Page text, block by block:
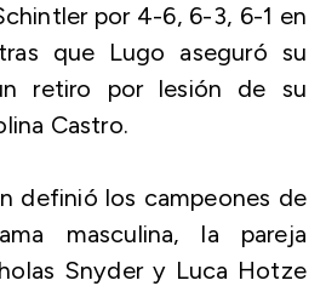
por 4-6, 6-3, 6-1 en
que Lugo aseguró su
retiro por lesión de su
Castro.
definió los campeones de
masculina, la pareja
Snyder y Luca Hotze